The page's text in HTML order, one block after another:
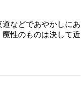
などであやかしにあ
性のものは決して近